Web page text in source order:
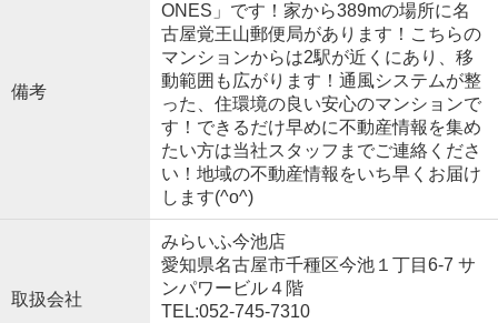
備考
ONES」です！家から389mの場所に名
古屋覚王山郵便局があります！こちらの
マンションからは2駅が近くにあり、移
動範囲も広がります！通風システムが整
った、住環境の良い安心のマンションで
す！できるだけ早めに不動産情報を集め
たい方は当社スタッフまでご連絡くださ
い！地域の不動産情報をいち早くお届け
します(^o^)
取扱会社
みらいふ今池店
愛知県名古屋市千種区今池１丁目6-7 サ
ンパワービル４階
TEL:052-745-7310